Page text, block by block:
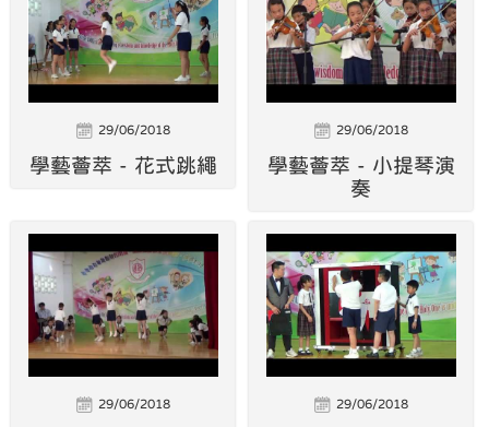
29/06/2018
學藝薈萃 - 花式跳繩
29/06/2018
學藝薈萃 - 小提琴演
奏
29/06/2018 29/06/2018